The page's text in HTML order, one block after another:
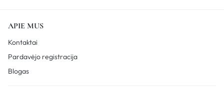
APIE MUS
Kontaktai
Pardavėjo registracija
Blogas